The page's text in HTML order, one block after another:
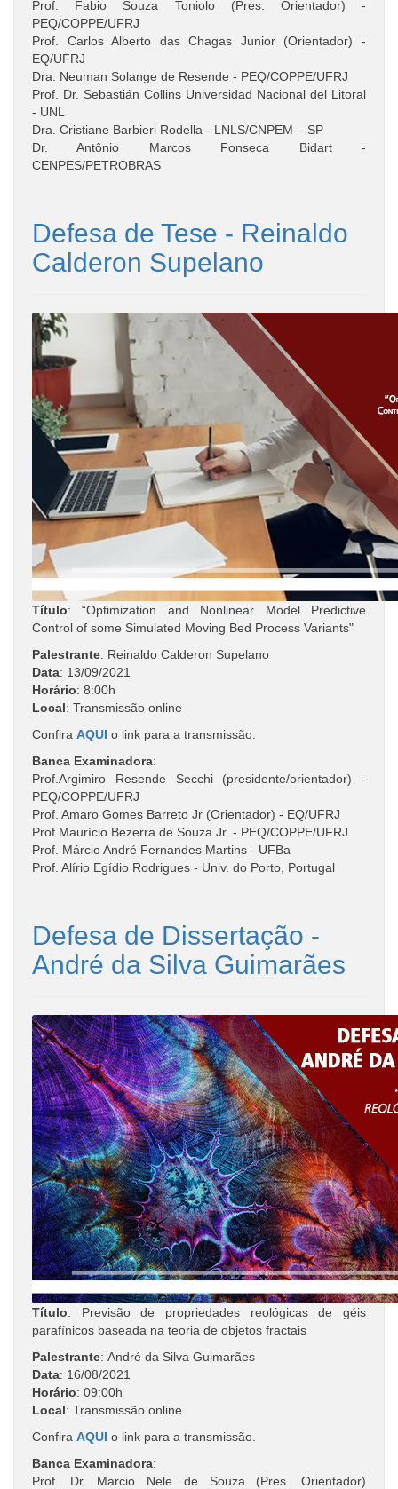
Prof. Fabio Souza Toniolo (Pres. Orientador) -
PEQ/COPPE/UFRJ
Prof. Carlos Alberto das Chagas Junior (Orientador) -
EQ/UFRJ
Dra. Neuman Solange de Resende - PEQ/COPPE/UFRJ
Prof. Dr. Sebastián Collins Universidad Nacional del Litoral
- UNL
Dra. Cristiane Barbieri Rodella - LNLS/CNPEM – SP
Dr. Antônio Marcos Fonseca Bidart -
CENPES/PETROBRAS
Defesa de Tese - Reinaldo
Calderon Supelano
Título: “Optimization and Nonlinear Model Predictive
Control of some Simulated Moving Bed Process Variants"
Palestrante: Reinaldo Calderon Supelano
Data: 13/09/2021
Horário: 8:00h
Local: Transmissão online
Confira AQUI o link para a transmissão.
Banca Examinadora:
Prof.Argimiro Resende Secchi (presidente/orientador) -
PEQ/COPPE/UFRJ
Prof. Amaro Gomes Barreto Jr (Orientador) - EQ/UFRJ
Prof.Maurício Bezerra de Souza Jr. - PEQ/COPPE/UFRJ
Prof. Márcio André Fernandes Martins - UFBa
Prof. Alírio Egídio Rodrigues - Univ. do Porto, Portugal
Defesa de Dissertação -
André da Silva Guimarães
Título: Previsão de propriedades reológicas de géis
parafínicos baseada na teoria de objetos fractais
Palestrante: André da Silva Guimarães
Data: 16/08/2021
Horário: 09:00h
Local: Transmissão online
Confira AQUI o link para a transmissão.
Banca Examinadora:
Prof. Dr. Marcio Nele de Souza (Pres. Orientador)